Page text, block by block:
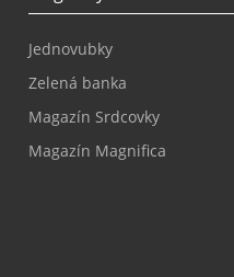
Jednovubky
Zelená banka
Magazín Srdcovky
Magazín Magnifica